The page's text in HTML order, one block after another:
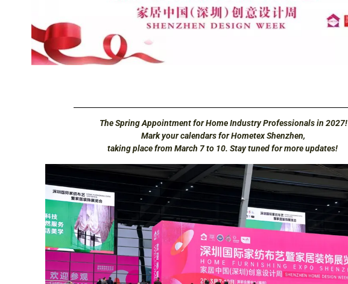
The Spring Appointment for Home Industry Professionals in 2027!
Mark your calendars for Hometex Shenzhen,
taking place from March 7 to 10. Stay tuned for more updates!